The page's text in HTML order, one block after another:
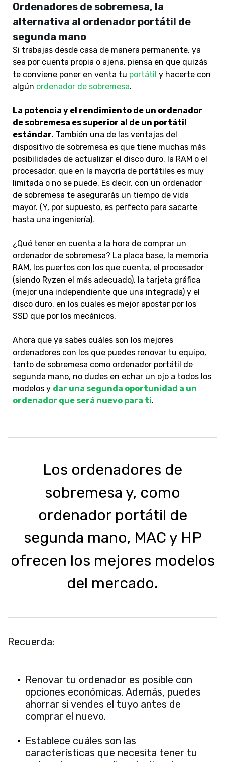
Ordenadores de sobremesa, la
alternativa al ordenador portátil de
segunda mano
Si trabajas desde casa de manera permanente, ya
sea por cuenta propia o ajena, piensa en que quizás
te conviene poner en venta tu portátil y hacerte con
algún ordenador de sobremesa.
La potencia y el rendimiento de un ordenador
de sobremesa es superior al de un portátil
estándar. También una de las ventajas del
dispositivo de sobremesa es que tiene muchas más
posibilidades de actualizar el disco duro, la RAM o el
procesador, que en la mayoría de portátiles es muy
limitada o no se puede. Es decir, con un ordenador
de sobremesa te asegurarás un tiempo de vida
mayor. (Y, por supuesto, es perfecto para sacarte
hasta una ingeniería).
¿Qué tener en cuenta a la hora de comprar un
ordenador de sobremesa? La placa base, la memoria
RAM, los puertos con los que cuenta, el procesador
(siendo Ryzen el más adecuado), la tarjeta gráfica
(mejor una independiente que una integrada) y el
disco duro, en los cuales es mejor apostar por los
SSD que por los mecánicos.
Ahora que ya sabes cuáles son los mejores
ordenadores con los que puedes renovar tu equipo,
tanto de sobremesa como ordenador portátil de
segunda mano, no dudes en echar un ojo a todos los
modelos y dar una segunda oportunidad a un
ordenador que será nuevo para ti.
Los ordenadores de
sobremesa y, como
ordenador portátil de
segunda mano, MAC y HP
ofrecen los mejores modelos
del mercado.
Recuerda:
Renovar tu ordenador es posible con
opciones económicas. Además, puedes
ahorrar si vendes el tuyo antes de
comprar el nuevo.
Establece cuáles son las
características que necesita tener tu